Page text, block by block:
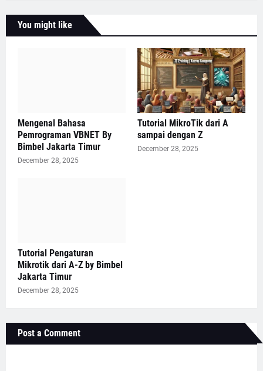
You might like
Mengenal Bahasa
Pemrograman VBNET By
Bimbel Jakarta Timur
December 28, 2025
Tutorial MikroTik dari A
sampai dengan Z
December 28, 2025
Tutorial Pengaturan
Mikrotik dari A-Z by Bimbel
Jakarta Timur
December 28, 2025
Post a Comment